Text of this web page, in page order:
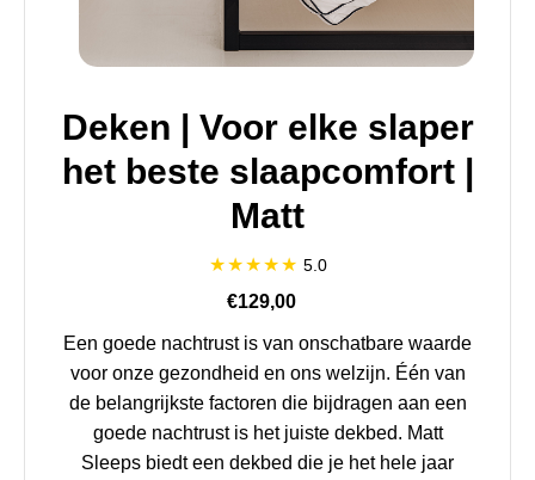
Deken | Voor elke slaper
het beste slaapcomfort |
Matt
5.0
€129,00
Een goede nachtrust is van onschatbare waarde
voor onze gezondheid en ons welzijn. Één van
de belangrijkste factoren die bijdragen aan een
goede nachtrust is het juiste dekbed. Matt
Sleeps biedt een dekbed die je het hele jaar